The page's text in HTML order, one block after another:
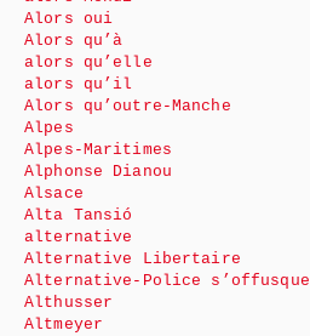
Alors oui
Alors qu’à
alors qu’elle
alors qu’il
Alors qu’outre-Manche
Alpes
Alpes-Maritimes
Alphonse Dianou
Alsace
Alta Tansió
alternative
Alternative Libertaire
Alternative-Police s’offusque
Althusser
Altmeyer